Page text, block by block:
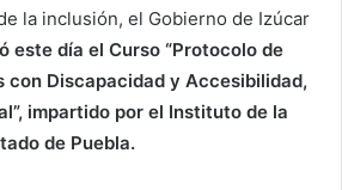
la inclusión, el Gobierno de Izúcar
este día el Curso “Protocolo de
con Discapacidad y Accesibilidad,
impartido por el Instituto de la
de Puebla.